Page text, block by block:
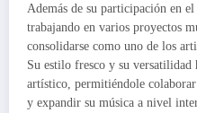
Además de su participación en
trabajando en varios proyectos
consolidarse como uno de los
Su estilo fresco y su versatilidad
artístico, permitiéndole
y expandir su música a nivel